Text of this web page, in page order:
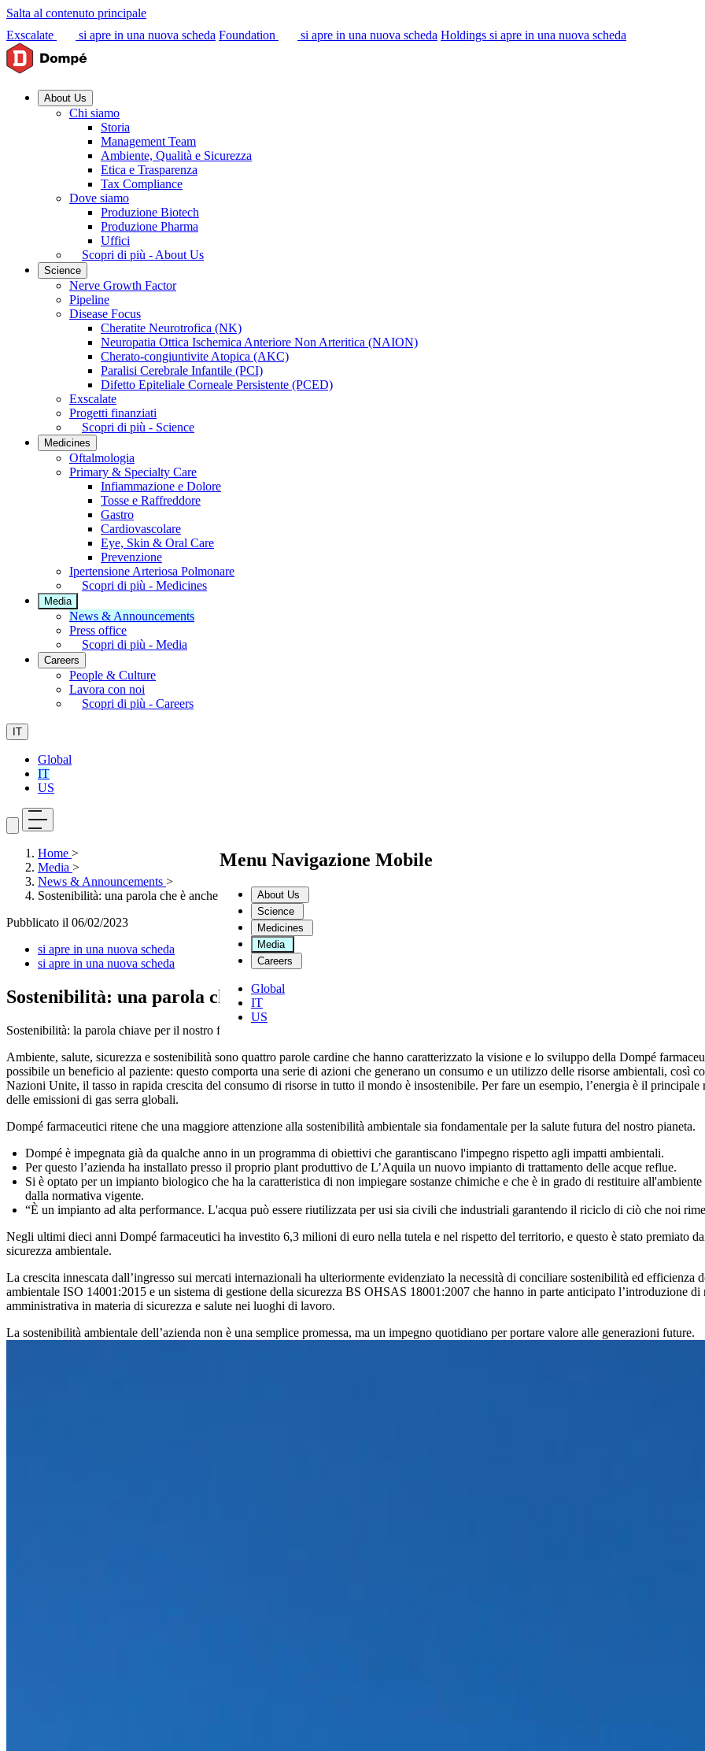
Salta al contenuto principale
Exscalate
si apre in una nuova scheda Foundation si apre in una nuova scheda Holdings si apre in una nuova scheda
About Us
Chi siamo
Storia
Management Team
Ambiente, Qualità e Sicurezza
Etica e Trasparenza
Tax Compliance
Dove siamo
Produzione Biotech
Produzione Pharma
Uffici
Scopri di più - About Us
Science
Nerve Growth Factor
Pipeline
Disease Focus
Cheratite Neurotrofica (NK)
Neuropatia Ottica Ischemica Anteriore Non Arteritica (NAION)
Cherato-congiuntivite Atopica (AKC)
Paralisi Cerebrale Infantile (PCI)
Difetto Epiteliale Corneale Persistente (PCED)
Exscalate
Progetti finanziati
Scopri di più - Science
Medicines
Oftalmologia
Primary & Specialty Care
Infiammazione e Dolore
Tosse e Raffreddore
Gastro
Cardiovascolare
Eye, Skin & Oral Care
Prevenzione
Ipertensione Arteriosa Polmonare
Scopri di più - Medicines
Media
News & Announcements
Press office
Scopri di più - Media
Careers
People & Culture
Lavora con noi
Scopri di più - Careers
IT
Global
IT
US
Menu Navigazione Mobile
About Us
Science
Medicines
Media
Careers
Global
IT
US
Home >
Media >
News & Announcements >
Sostenibilità: una parola che è anche una promessa
Pubblicato il 06/02/2023
si apre in una nuova scheda
si apre in una nuova scheda
Sostenibilità: una parola che è anche una promessa
Sostenibilità: la parola chiave per il nostro futuro
Ambiente, salute, sicurezza e sostenibilità sono quattro parole cardine che hanno caratterizzato la visione e lo sviluppo della Dompé
possibile un beneficio al paziente: questo comporta una serie di azioni che generano un consumo e un utilizzo delle risorse ambientali, così
Nazioni Unite, il tasso in rapida crescita del consumo di risorse in tutto il mondo è insostenibile. Per fare un esempio, l’energia è il
delle emissioni di gas serra globali.
Dompé farmaceutici ritene che una maggiore attenzione alla sostenibilità ambientale sia fondamentale per la salute futura del nostro pianeta.
Dompé è impegnata già da qualche anno in un programma di obiettivi che garantiscano l'impegno rispetto agli impatti ambientali.
Per questo l’azienda ha installato presso il proprio plant produttivo de L’Aquila un nuovo impianto di trattamento delle acque reflue.
Si è optato per un impianto biologico che ha la caratteristica di non impiegare sostanze chimiche e che è in grado di restituire
dalla normativa vigente.
“È un impianto ad alta performance. L'acqua può essere riutilizzata per usi sia civili che industriali garantendo il riciclo di ciò che noi
Negli ultimi dieci anni Dompé farmaceutici ha investito 6,3 milioni di euro nella tutela e nel rispetto del territorio, e questo è stato premiato
sicurezza ambientale.
La crescita innescata dall’ingresso sui mercati internazionali ha ulteriormente evidenziato la necessità di conciliare sostenibilità ed efficienza
ambientale ISO 14001:2015 e un sistema di gestione della sicurezza BS OHSAS 18001:2007 che hanno in parte anticipato l’introduzione
amministrativa in materia di sicurezza e salute nei luoghi di lavoro.
La sostenibilità ambientale dell’azienda non è una semplice promessa, ma un impegno quotidiano per portare valore alle generazioni future.